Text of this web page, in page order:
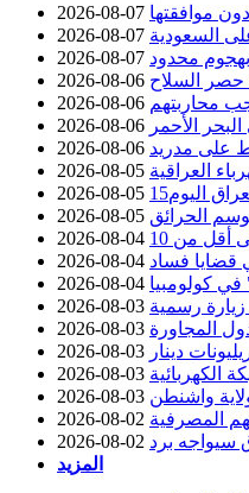
2026-08-07 موافقتها
2026-08-07 السعودية
2026-08-07 بهجوم محدود
2026-08-06 حصر السلاح
2026-08-06 محاربتهم
2026-08-06 الأحمر
2026-08-06 على مدريد
2026-08-05
2026-08-05
اليوم
2026-08-05
2026-08-04
2026-08-04 قضايا فساد
2026-08-04 في كولومبيا
2026-08-03 رسمية
2026-08-03 المجاورة
2026-08-03
2026-08-03 الكهربائية
2026-08-03
2026-08-02 المصرفية
2026-08-02 سيواجه برد
المزيد